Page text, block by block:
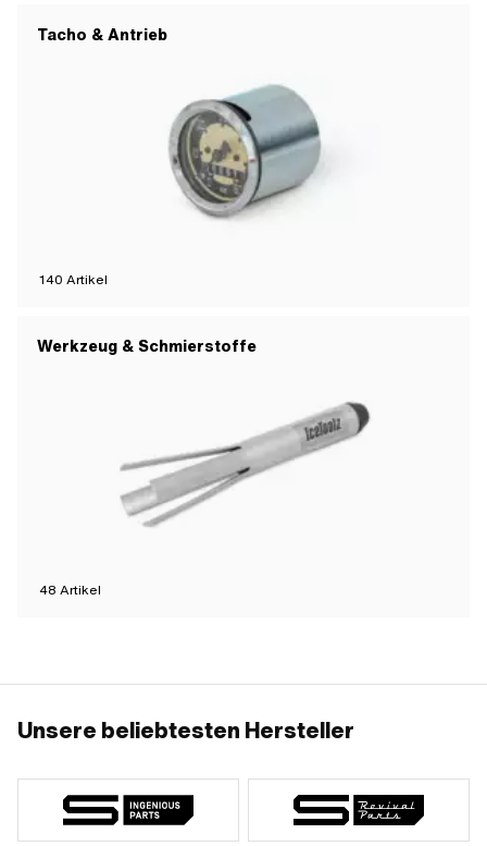
Tacho & Antrieb
140 Artikel
Werkzeug & Schmierstoffe
48 Artikel
Unsere beliebtesten Hersteller